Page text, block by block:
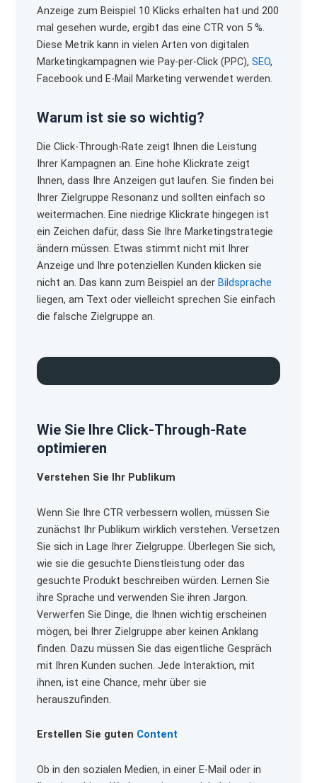
Anzeige zum Beispiel 10 Klicks erhalten hat und 200
mal gesehen wurde, ergibt das eine CTR von 5 %.
Diese Metrik kann in vielen Arten von digitalen
Marketingkampagnen wie Pay-per-Click (PPC),SEO,
Facebook und E-Mail Marketing verwendet werden.
Warum ist sie so wichtig?
Die Click-Through-Rate zeigt Ihnen die Leistung
Ihrer Kampagnen an. Eine hohe Klickrate zeigt
Ihnen, dass Ihre Anzeigen gut laufen. Sie finden bei
Ihrer Zielgruppe Resonanz und sollten einfach so
weitermachen. Eine niedrige Klickrate hingegen ist
ein Zeichen dafür, dass Sie Ihre Marketingstrategie
ändern müssen. Etwas stimmt nicht mit Ihrer
Anzeige und Ihre potenziellen Kunden klicken sie
nicht an. Das kann zum Beispiel an derBildsprache
liegen, am Text oder vielleicht sprechen Sie einfach
die falsche Zielgruppe an.
Wie Sie Ihre Click-Through-Rate
optimieren
Verstehen Sie Ihr Publikum
Wenn Sie Ihre CTR verbessern wollen, müssen Sie
zunächst Ihr Publikum wirklich verstehen. Versetzen
Sie sich in Lage Ihrer Zielgruppe. Überlegen Sie sich,
wie sie die gesuchte Dienstleistung oder das
gesuchte Produkt beschreiben würden. Lernen Sie
ihre Sprache und verwenden Sie ihren Jargon.
Verwerfen Sie Dinge, die Ihnen wichtig erscheinen
mögen, bei Ihrer Zielgruppe aber keinen Anklang
finden. Dazu müssen Sie das eigentliche Gespräch
mit Ihren Kunden suchen. Jede Interaktion, mit
ihnen, ist eine Chance, mehr über sie
herauszufinden.
Erstellen Sie guten Content
Ob in den sozialen Medien, in einer E-Mail oder in